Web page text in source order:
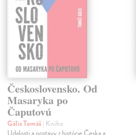
Československo. Od
Masaryka po
Čaputovú
Gális Tomáš| Kniha